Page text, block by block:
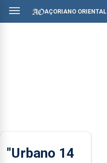
AÇORIANO ORIENTAL
"Urbano 14